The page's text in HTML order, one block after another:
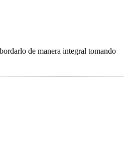
de manera integral tomando